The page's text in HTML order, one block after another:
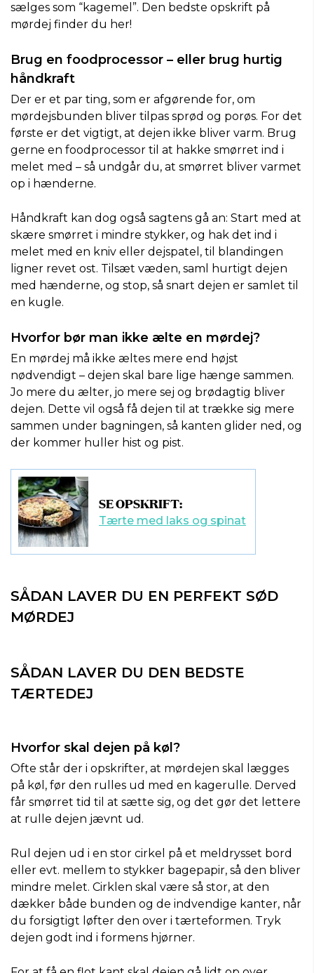
sælges som “kagemel”. Den bedste opskrift på
mørdej finder du her!
Brug en foodprocessor – eller brug hurtig
håndkraft
Der er et par ting, som er afgørende for, om
mørdejsbunden bliver tilpas sprød og porøs. For det
første er det vigtigt, at dejen ikke bliver varm. Brug
gerne en foodprocessor til at hakke smørret ind i
melet med – så undgår du, at smørret bliver varmet
op i hænderne.
Håndkraft kan dog også sagtens gå an: Start med at
skære smørret i mindre stykker, og hak det ind i
melet med en kniv eller dejspatel, til blandingen
ligner revet ost. Tilsæt væden, saml hurtigt dejen
med hænderne, og stop, så snart dejen er samlet til
en kugle.
Hvorfor bør man ikke ælte en mørdej?
En mørdej må ikke æltes mere end højst
nødvendigt – dejen skal bare lige hænge sammen.
Jo mere du ælter, jo mere sej og brødagtig bliver
dejen. Dette vil også få dejen til at trække sig mere
sammen under bagningen, så kanten glider ned, og
der kommer huller hist og pist.
SE OPSKRIFT:
Tærte med laks og spinat
SÅDAN LAVER DU EN PERFEKT SØD
MØRDEJ
SÅDAN LAVER DU DEN BEDSTE
TÆRTEDEJ
Hvorfor skal dejen på køl?
Ofte står der i opskrifter, at mørdejen skal lægges
på køl, før den rulles ud med en kagerulle. Derved
får smørret tid til at sætte sig, og det gør det lettere
at rulle dejen jævnt ud.
Rul dejen ud i en stor cirkel på et meldrysset bord
eller evt. mellem to stykker bagepapir, så den bliver
mindre melet. Cirklen skal være så stor, at den
dækker både bunden og de indvendige kanter, når
du forsigtigt løfter den over i tærteformen. Tryk
dejen godt ind i formens hjørner.